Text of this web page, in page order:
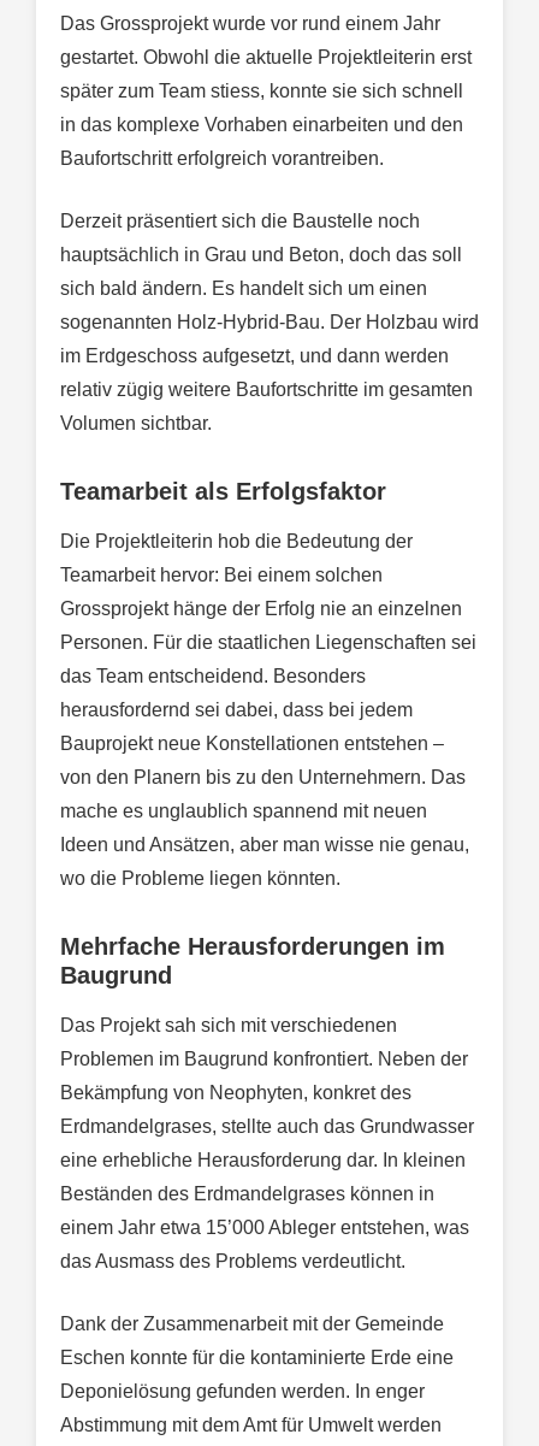
Das Grossprojekt wurde vor rund einem Jahr
gestartet. Obwohl die aktuelle Projektleiterin erst
später zum Team stiess, konnte sie sich schnell
in das komplexe Vorhaben einarbeiten und den
Baufortschritt erfolgreich vorantreiben.
Derzeit präsentiert sich die Baustelle noch
hauptsächlich in Grau und Beton, doch das soll
sich bald ändern. Es handelt sich um einen
sogenannten Holz-Hybrid-Bau. Der Holzbau wird
im Erdgeschoss aufgesetzt, und dann werden
relativ zügig weitere Baufortschritte im gesamten
Volumen sichtbar.
Teamarbeit als Erfolgsfaktor
Die Projektleiterin hob die Bedeutung der
Teamarbeit hervor: Bei einem solchen
Grossprojekt hänge der Erfolg nie an einzelnen
Personen. Für die staatlichen Liegenschaften sei
das Team entscheidend. Besonders
herausfordernd sei dabei, dass bei jedem
Bauprojekt neue Konstellationen entstehen –
von den Planern bis zu den Unternehmern. Das
mache es unglaublich spannend mit neuen
Ideen und Ansätzen, aber man wisse nie genau,
wo die Probleme liegen könnten.
Mehrfache Herausforderungen im
Baugrund
Das Projekt sah sich mit verschiedenen
Problemen im Baugrund konfrontiert. Neben der
Bekämpfung von Neophyten, konkret des
Erdmandelgrases, stellte auch das Grundwasser
eine erhebliche Herausforderung dar. In kleinen
Beständen des Erdmandelgrases können in
einem Jahr etwa 15’000 Ableger entstehen, was
das Ausmass des Problems verdeutlicht.
Dank der Zusammenarbeit mit der Gemeinde
Eschen konnte für die kontaminierte Erde eine
Deponielösung gefunden werden. In enger
Abstimmung mit dem Amt für Umwelt werden